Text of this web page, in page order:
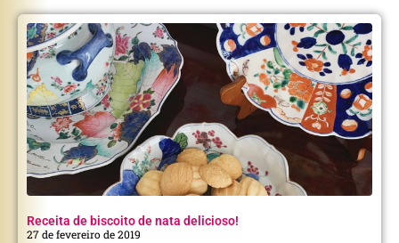
Receita de biscoito de nata delicioso!
27 de fevereiro de 2019